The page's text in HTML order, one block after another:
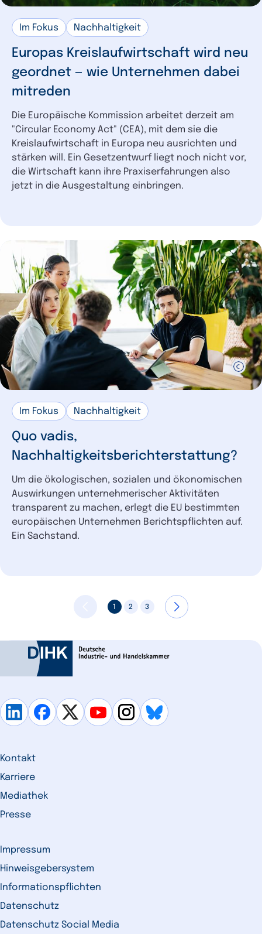
Im Fokus Nachhaltigkeit
Europas Kreislaufwirtschaft wird neu
geordnet — wie Unternehmen dabei
mitreden
Die Europäische Kommission arbeitet derzeit am
"Circular Economy Act" (CEA), mit dem sie die
Kreislaufwirtschaft in Europa neu ausrichten und
stärken will. Ein Gesetzentwurf liegt noch nicht vor,
die Wirtschaft kann ihre Praxiserfahrungen also
jetzt in die Ausgestaltung einbringen.
Im Fokus Nachhaltigkeit
Quo vadis,
Nachhaltigkeitsberichterstattung?
Um die ökologischen, sozialen und ökonomischen
Auswirkungen unternehmerischer Aktivitäten
transparent zu machen, erlegt die EU bestimmten
europäischen Unternehmen Berichtspflichten auf.
Ein Sachstand.
2 3
Kontakt
Karriere
Mediathek
Presse
Impressum
Hinweisgebersystem
Informationspflichten
Datenschutz
Datenschutz Social Media